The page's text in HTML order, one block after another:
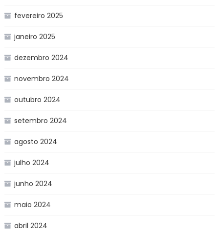
fevereiro 2025
janeiro 2025
dezembro 2024
novembro 2024
outubro 2024
setembro 2024
agosto 2024
julho 2024
junho 2024
maio 2024
abril 2024